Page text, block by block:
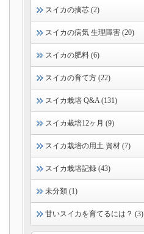
スイカの摘芯 (2)
スイカの病気 生理障害 (20)
スイカの肥料 (6)
スイカの育て方 (22)
スイカ栽培 Q&A (131)
スイカ栽培12ヶ月 (9)
スイカ栽培の用土 資材 (7)
スイカ栽培記録 (43)
未分類 (1)
甘いスイカを育てるには？ (3)